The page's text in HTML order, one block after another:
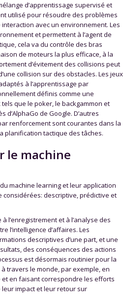
d’apprentissage supervisé et
utilisé pour résoudre des problèmes
avec un environnement. Les
et permettent à l’agent de
cela va du contrôle des bras
de moteurs la plus efficace, à la
d’évitement des collisions peut
collision sur des obstacles. Les jeux
à l’apprentissage par
définis comme une
que le poker, le backgammon et
d’AlphaGo de Google. D’autres
renforcement sont courantes dans la
planification tactique des tâches.
le machine
machine learning et leur application
descriptive, prédictive et
l’enregistrement et à l’analyse des
l’intelligence d’affaires. Les
descriptives d’une part, et une
des conséquences des actions
est désormais routinier pour la
travers le monde, par exemple, en
en faisant correspondre les efforts
impact et leur retour sur